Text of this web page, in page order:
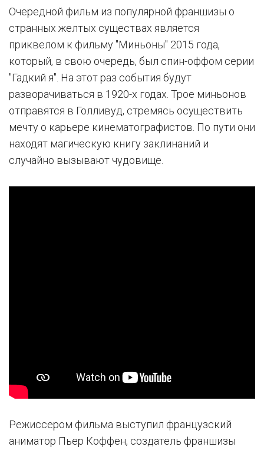
Очередной фильм из популярной франшизы о
странных желтых существах является
приквелом к фильму "Миньоны" 2015 года,
который, в свою очередь, был спин-оффом серии
"Гадкий я". На этот раз события будут
разворачиваться в 1920-х годах. Трое миньонов
отправятся в Голливуд, стремясь осуществить
мечту о карьере кинематографистов. По пути они
находят магическую книгу заклинаний и
случайно вызывают чудовище.
Режиссером фильма выступил французский
аниматор Пьер Коффен, создатель франшизы